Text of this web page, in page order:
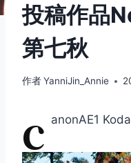
投稿作品
第七秋
作者YanniJin_Annie
c anonAE1